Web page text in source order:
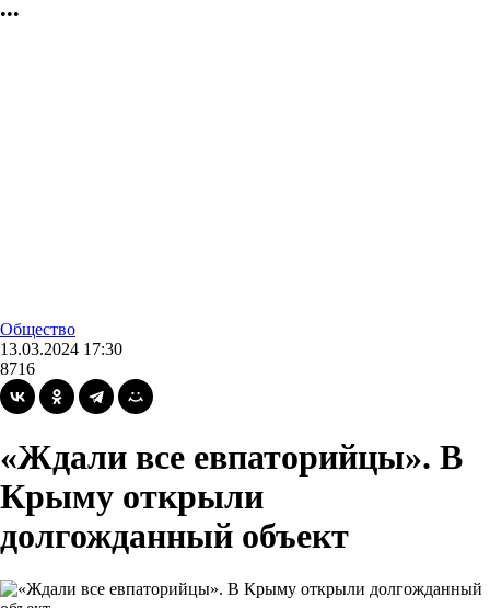
•••
Общество
13.03.2024 17:30
8716
«Ждали все евпаторийцы». В
Крыму открыли
долгожданный объект